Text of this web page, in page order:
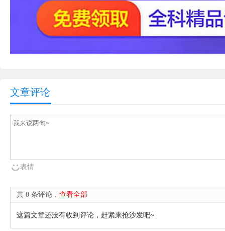
文章评论
表情
共 0 条评论， 查看全部
这篇文章还没有收到评论，赶紧来抢沙发吧~